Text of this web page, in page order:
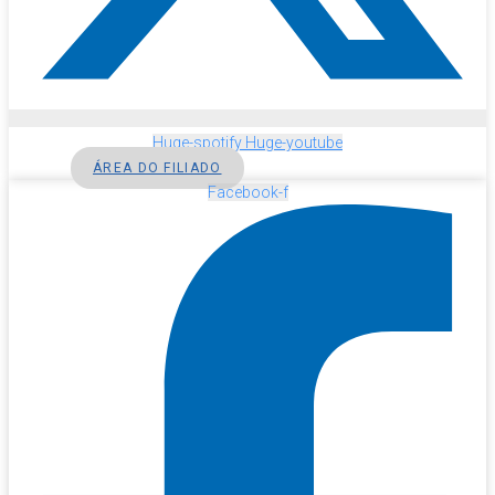
Huge-spotify Huge-youtube
ÁREA DO FILIADO
Facebook-f